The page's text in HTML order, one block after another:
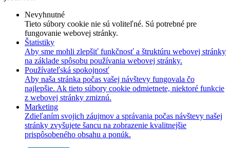
Nevyhnutné
Tieto súbory cookie nie sú voliteľné. Sú potrebné pre
fungovanie webovej stránky.
Štatistiky
Aby sme mohli zlepšiť funkčnosť a štruktúru webovej stránky
na základe spôsobu používania webovej stránky.
Používateľská spokojnosť
Aby naša stránka počas vašej návštevy fungovala čo
najlepšie. Ak tieto súbory cookie odmietnete, niektoré funkcie
z webovej stránky zmiznú.
Marketing
Zdieľaním svojich záujmov a správania počas návštevy našej
stránky zvyšujete šancu na zobrazenie kvalitnejšie
prispôsobeného obsahu a ponúk.